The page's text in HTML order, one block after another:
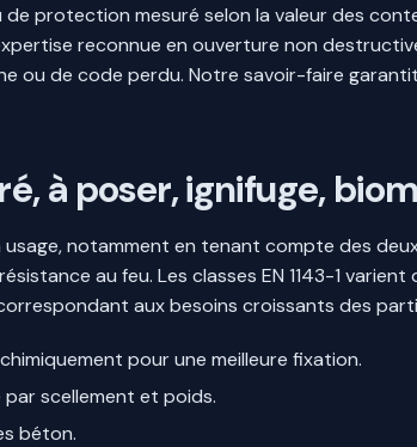
protection mesuré selon la valeur des
reconnue en ouverture non
ou de code perdu. Notre savoir-faire
à poser, ignifuge,
notamment en tenant compte des
au feu. Les classes EN 1143-1 varient
aux besoins croissants des
pour une meilleure fixation.
scellement et poids.
béton.